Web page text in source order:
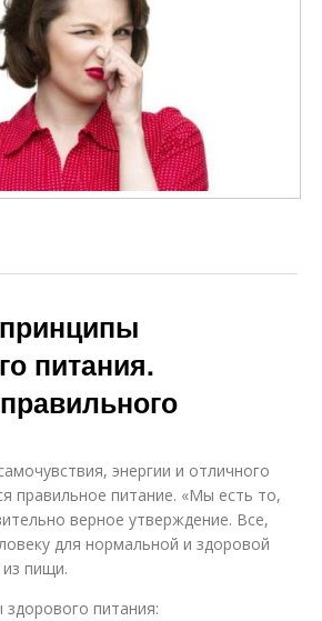
питания.
энергии и отличного
правильное питание. «Мы есть то,
верное утверждение. Все,
для нормальной и здоровой
пищи.
питания: